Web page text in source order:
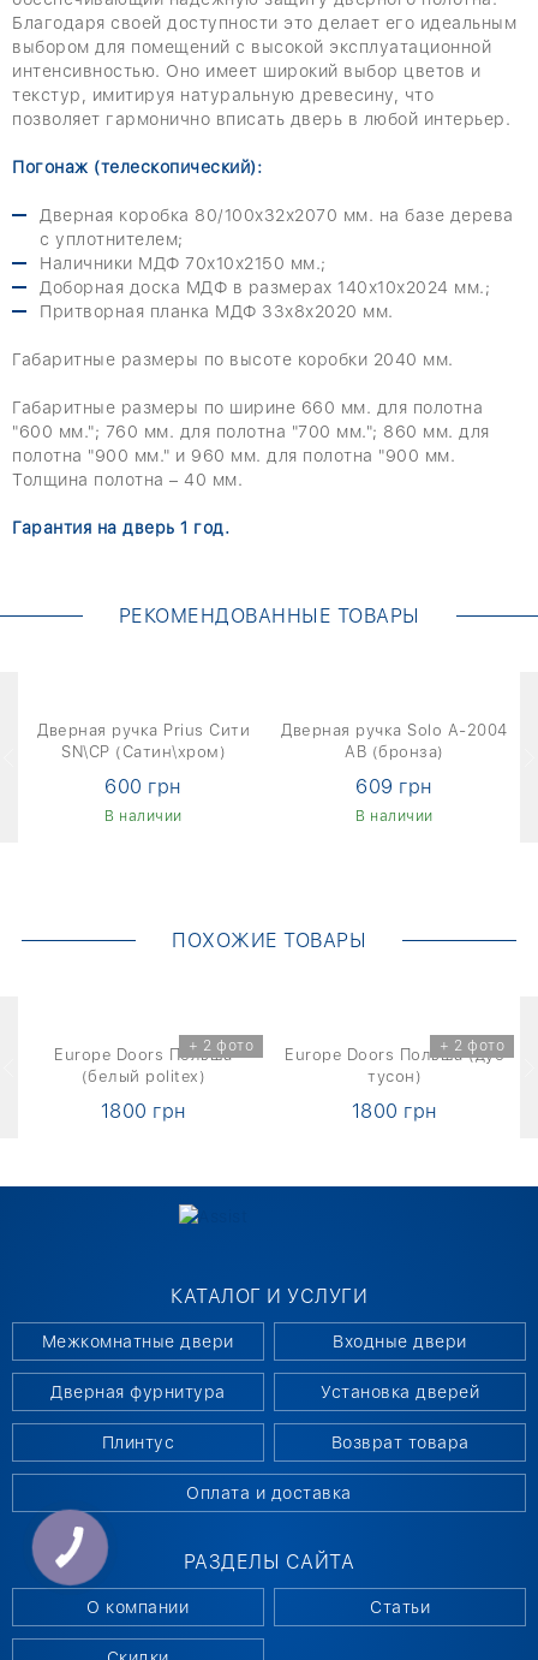
Благодаря своей доступности это делает его идеальным
выбором для помещений с высокой эксплуатационной
интенсивностью. Оно имеет широкий выбор цветов и
текстур, имитируя натуральную древесину, что
позволяет гармонично вписать дверь в любой интерьер.
Погонаж (телескопический):
Дверная коробка 80/100х32х2070 мм. на базе дерева
с уплотнителем;
Наличники МДФ 70х10х2150 мм.;
Доборная доска МДФ в размерах 140х10х2024 мм.;
Притворная планка МДФ 33х8х2020 мм.
Габаритные размеры по высоте коробки 2040 мм.
Габаритные размеры по ширине 660 мм. для полотна
"600 мм."; 760 мм. для полотна "700 мм."; 860 мм. для
полотна "900 мм." и 960 мм. для полотна "900 мм.
Толщина полотна – 40 мм.
Гарантия на дверь 1 год.
РЕКОМЕНДОВАННЫЕ ТОВАРЫ
Дверная ручка Prius Сити
SN\CP (Сатин\хром)
600 грн
В наличии
Дверная ручка Solo A-2004
AB (бронза)
609 грн
В наличии
ПОХОЖИЕ ТОВАРЫ
+ 2 фото
Europe Doors Польша
(белый politex)
1800 грн
+ 2 фото
Europe Doors Польша (дуб
тусон)
1800 грн
КАТАЛОГ И УСЛУГИ
Межкомнатные двери Входные двери
Дверная фурнитура Установка дверей
Плинтус Возврат товара
Оплата и доставка
РАЗДЕЛЫ САЙТА
О компании Статьи